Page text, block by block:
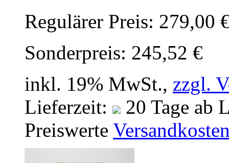
Regulärer Preis: 279,00
Sonderpreis: 245,52 €
inkl. 19% MwSt., zzgl.
Lieferzeit:
20 Tage ab
Preiswerte